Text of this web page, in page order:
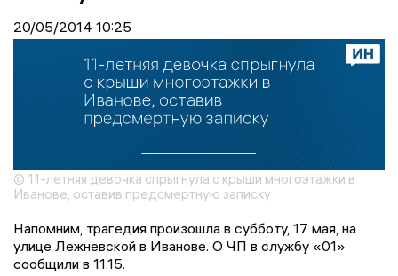
20/05/2014 10:25
© 11-летняя девочка спрыгнула с крыши многоэтажки в
Иванове, оставив предсмертную записку
Напомним, трагедия произошла в субботу, 17 мая, на
улице Лежневской в Иванове. О ЧП в службу «01»
сообщили в 11.15.